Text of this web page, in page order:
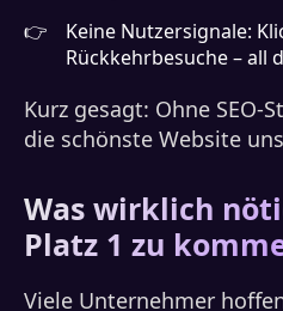
Keine Nutzersignale:
Rückkehrbesuche – all
Kurz gesagt: Ohne SEO-
die schönste Website
Was wirklich
Platz 1 zu
Viele Unternehmer